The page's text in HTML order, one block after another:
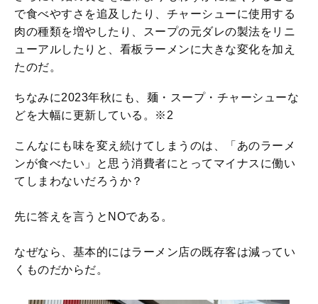
で食べやすさを追及したり、チャーシューに使用する
肉の種類を増やしたり、スープの元ダレの製法をリニ
ューアルしたりと、看板ラーメンに大きな変化を加え
たのだ。
ちなみに2023年秋にも、麺・スープ・チャーシューな
どを大幅に更新している。※2
こんなにも味を変え続けてしまうのは、「あのラーメ
ンが食べたい」と思う消費者にとってマイナスに働い
てしまわないだろうか？
先に答えを言うとNOである。
なぜなら、基本的にはラーメン店の既存客は減ってい
くものだからだ。